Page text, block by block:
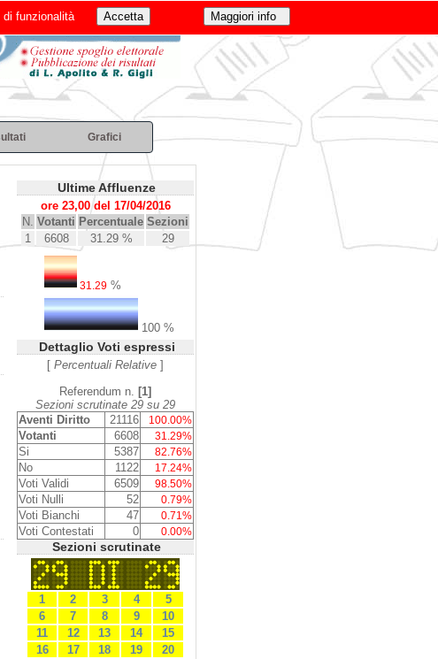
Grafici
Ultime Affluenze
ore 23,00 del 17/04/2016
N. Votanti Percentuale Sezioni
1
6608 31.29 % 29
31.29%
100 %
Dettaglio Voti espressi
[ Percentuali Relative ]
Referendum n. [1]
Sezioni scrutinate 29 su 29
Aventi Diritto
21116 100.00%
Votanti 6608 31.29%
Si 5387 82.76%
No 1122 17.24%
Voti Validi 6509 98.50%
Voti Nulli 52 0.79%
Voti Bianchi 47 0.71%
Voti Contestati 0 0.00%
Sezioni scrutinate
1 2 3 4
5
6
7 8 9
10
11
12 13 14
15
16
17 18 19
20
funzionalità